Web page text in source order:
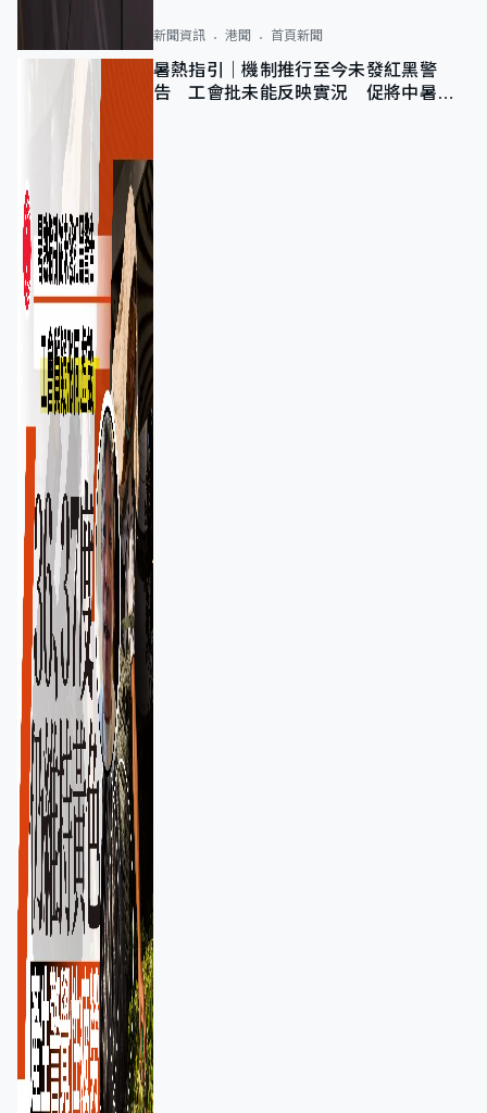
新聞資訊 港聞 首頁新聞
暑熱指引｜機制推行至今未發紅黑警
告 工會批未能反映實況 促將中暑列